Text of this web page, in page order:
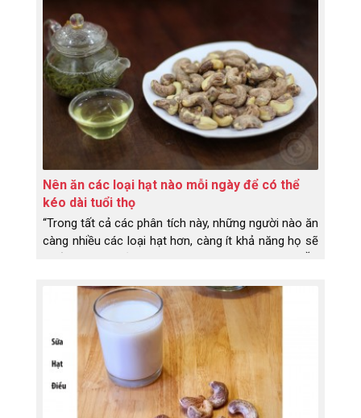
Nên ăn các loại hạt nào mỗi ngày để có thể
kéo dài tuổi thọ
“Trong tất cả các phân tích này, những người nào ăn
càng nhiều các loại hạt hơn, càng ít khả năng họ sẽ
đến việc giảm 7% nguy cơ tử vong, Hai đến bốn lần
một tuần để giảm 13%, Năm đến sáu lần một tuần
giảm 15% Và bảy lần trở lên trong một tuần, giảm
20%.